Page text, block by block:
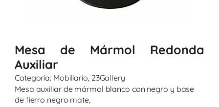
Categoría: Mobiliario 23Gallery
Mesa de Mármol Redonda
Auxiliar
Mesa auxiliar de mármol blanco con negro y base
de fierro negro mate,